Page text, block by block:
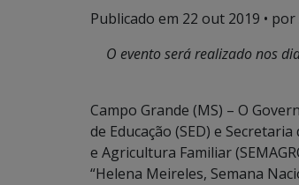
Publicado em 22 out 2019 •
O evento será realizado nos
Campo Grande (MS) – O
de Educação (SED) e
e Agricultura Familiar
“Helena Meireles, Semana